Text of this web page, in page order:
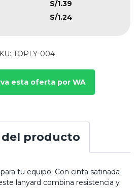
S/1.39
S/1.24
TOPLY-004
esta oferta por WA
del producto
tu equipo. Con cinta satinada
lanyard combina resistencia y